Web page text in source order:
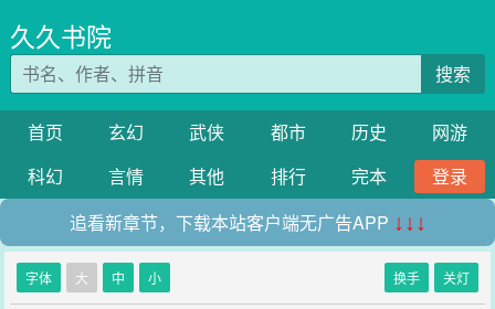
久久书院
搜索
首页 玄幻 武侠 都市 历史
网游
科幻
言情 其他 排行 完本
登录
追看新章节，下载本站客户端无广告APP ↓↓↓
字体 大 中 小 换手 关灯